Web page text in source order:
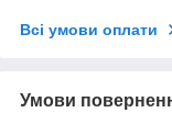
Всі умови оплати
Умови